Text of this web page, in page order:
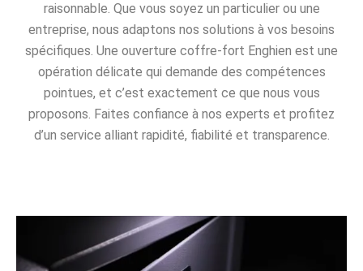
raisonnable. Que vous soyez un particulier ou une
entreprise, nous adaptons nos solutions à vos besoins
spécifiques. Une ouverture coffre-fort Enghien est une
opération délicate qui demande des compétences
pointues, et c’est exactement ce que nous vous
proposons. Faites confiance à nos experts et profitez
d’un service alliant rapidité, fiabilité et transparence.